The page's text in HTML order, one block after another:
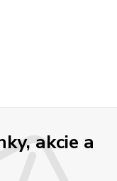
akcie a